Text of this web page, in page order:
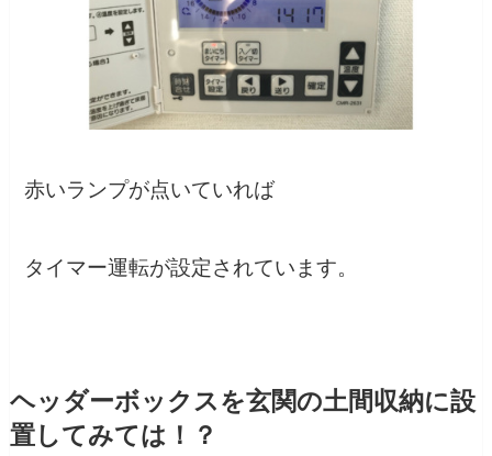
赤いランプが点いていれば
タイマー運転が設定されています。
ヘッダーボックスを玄関の土間収納に設
置してみては！？